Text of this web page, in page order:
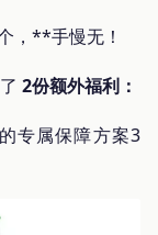
，**手慢无！
2份额外福利：
专属保障方案3